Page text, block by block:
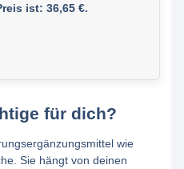
ist: 36,65 €.
für dich?
wie
Sie hängt von deinen